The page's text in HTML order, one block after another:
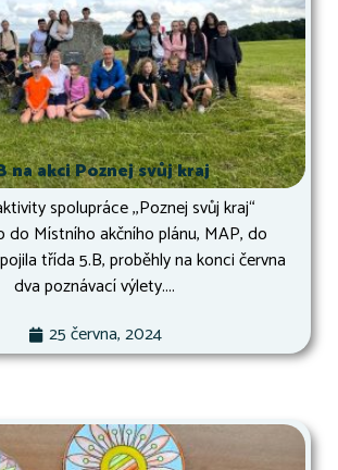
na akci Poznej svůj kraj
spolupráce ,,Poznej svůj kraj“
do Místního akčního plánu, MAP, do
třída 5.B, proběhly na konci června
dva poznávací výlety....
25 června, 2024